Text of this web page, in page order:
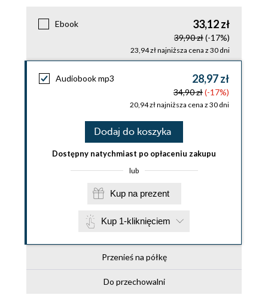
Ebook 33,12 zł
39,90 zł(-17%)
23,94 zł najniższa cena z 30 dni
Audiobook mp3 28,97 zł
34,90 zł(-17%)
20,94 zł najniższa cena z 30 dni
Dodaj do koszyka
Dostępny natychmiast po opłaceniu zakupu
lub
Kup na prezent
Kup 1-kliknięciem
Przenieś na półkę
Do przechowalni